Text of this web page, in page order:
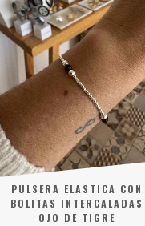
PULSERA ELASTICA CON
BOLITAS INTERCALADAS
OJO DE TIGRE